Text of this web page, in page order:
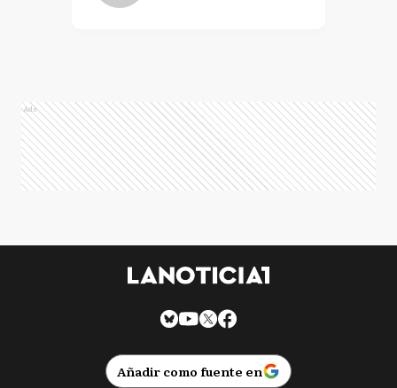
Ads
Añadir como fuente en